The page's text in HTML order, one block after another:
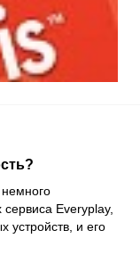
сервиса Everyplay,
устройств, и его